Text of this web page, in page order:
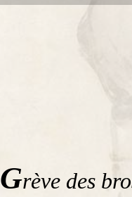
Grève des